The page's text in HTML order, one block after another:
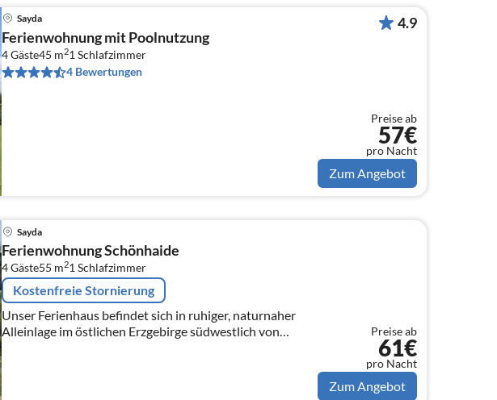
Sayda
Ferienwohnung mit Poolnutzung
4 Gäste45 m21 Schlafzimmer
4 Bewertungen
4.9
Preise ab
57€
pro Nacht
Zum Angebot
Sayda
Ferienwohnung Schönhaide
4 Gäste55 m21 Schlafzimmer
Kostenfreie Stornierung
Unser Ferienhaus befindet sich in ruhiger, naturnaher
Alleinlage im östlichen Erzgebirge südwestlich von
Dresden und unweit von Seiffen.
Preise ab
61€
pro Nacht
Zum Angebot